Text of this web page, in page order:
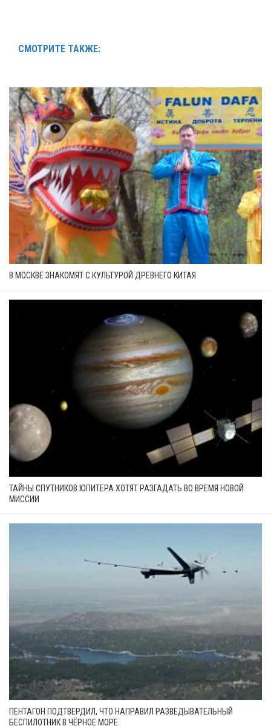
СМОТРИТЕ ТАКЖЕ:
В МОСКВЕ ЗНАКОМЯТ С КУЛЬТУРОЙ ДРЕВНЕГО КИТАЯ
ТАЙНЫ СПУТНИКОВ ЮПИТЕРА ХОТЯТ РАЗГАДАТЬ ВО ВРЕМЯ НОВОЙ
МИССИИ
ПЕНТАГОН ПОДТВЕРДИЛ, ЧТО НАПРАВИЛ РАЗВЕДЫВАТЕЛЬНЫЙ
БЕСПИЛОТНИК В ЧЁРНОЕ МОРЕ